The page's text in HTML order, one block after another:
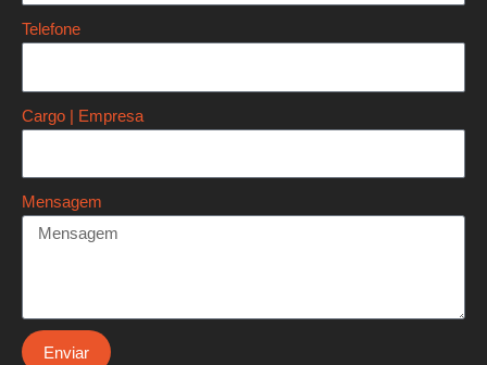
Telefone
Cargo | Empresa
Mensagem
Enviar